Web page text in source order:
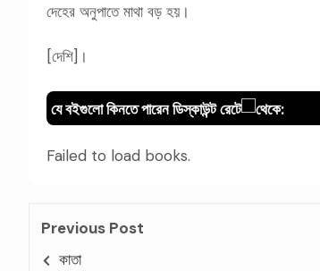
দেহের অনুপাতে মাথা বড় হয়।
[দেশি]।
যে বইগুলো কিনতে পারেন ডিস্কাউন্ট রেটে থেকে:
Failed to load books.
Previous Post
কাতা